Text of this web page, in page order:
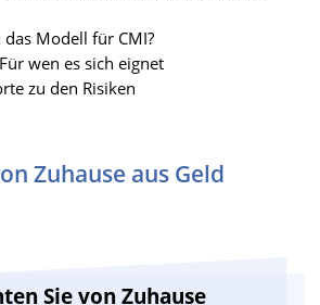
Modell für CMI?
wen es sich eignet
zu den Risiken
Zuhause aus Geld
Sie von Zuhause